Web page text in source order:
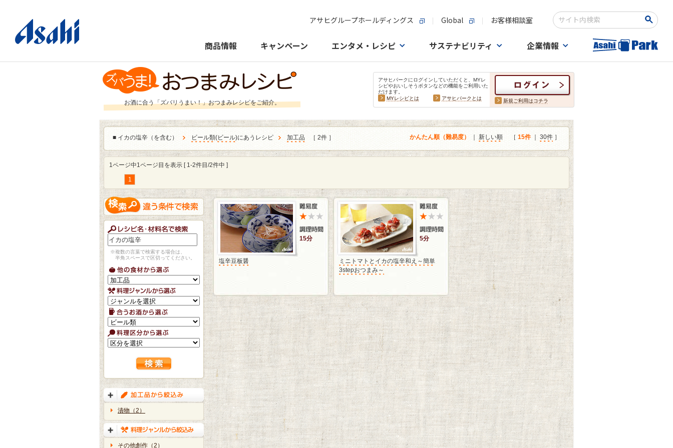
アサヒグループホールディングス Global お客様相談室
検索キーワード入力
商品情報 キャンペーン エンタメ・レシピ サステナビリティ 企業情報
お酒に合う「ズバリうまい！」おつまみレシピをご紹介。
アサヒパークにログインしていただくと、MYレ
シピやおいしそうボタンなどの機能をご利用いた
だけます。
MYレシピとは
アサヒパークとは 新規ご利用はコチラ
■ イカの塩辛（を含む） ビール類(ビール)にあうレシピ 加工品 ［ 2件 ］ かんたん順（難易度） 新しい順 ［ 15件｜ 30件 ］
1ページ中1ページ目を表示 [ 1-2件目/2件中 ]
1
※複数の言葉で検索する場合は、
半角スペースで区切ってください。
漬物（2）
その他創作（2）
15分
塩辛豆板醤
5分
ミニトマトとイカの塩辛和え～簡単
3stepおつまみ～